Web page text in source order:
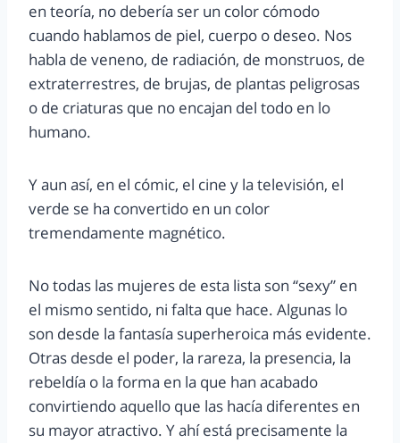
en teoría, no debería ser un color cómodo
cuando hablamos de piel, cuerpo o deseo. Nos
habla de veneno, de radiación, de monstruos, de
extraterrestres, de brujas, de plantas peligrosas
o de criaturas que no encajan del todo en lo
humano.
Y aun así, en el cómic, el cine y la televisión, el
verde se ha convertido en un color
tremendamente magnético.
No todas las mujeres de esta lista son “sexy” en
el mismo sentido, ni falta que hace. Algunas lo
son desde la fantasía superheroica más evidente.
Otras desde el poder, la rareza, la presencia, la
rebeldía o la forma en la que han acabado
convirtiendo aquello que las hacía diferentes en
su mayor atractivo. Y ahí está precisamente la